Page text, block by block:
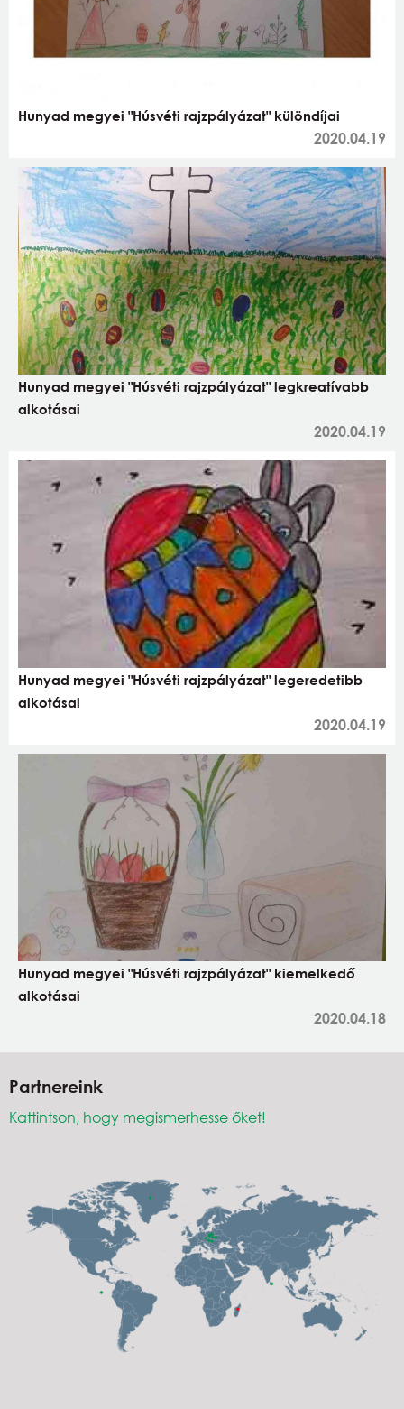
Hunyad megyei "Húsvéti rajzpályázat" különdíjai
2020.04.19
Hunyad megyei "Húsvéti rajzpályázat" legkreatívabb
alkotásai
2020.04.19
Hunyad megyei "Húsvéti rajzpályázat" legeredetibb
alkotásai
2020.04.19
Hunyad megyei "Húsvéti rajzpályázat" kiemelkedő
alkotásai
2020.04.18
Partnereink
Kattintson, hogy megismerhesse őket!